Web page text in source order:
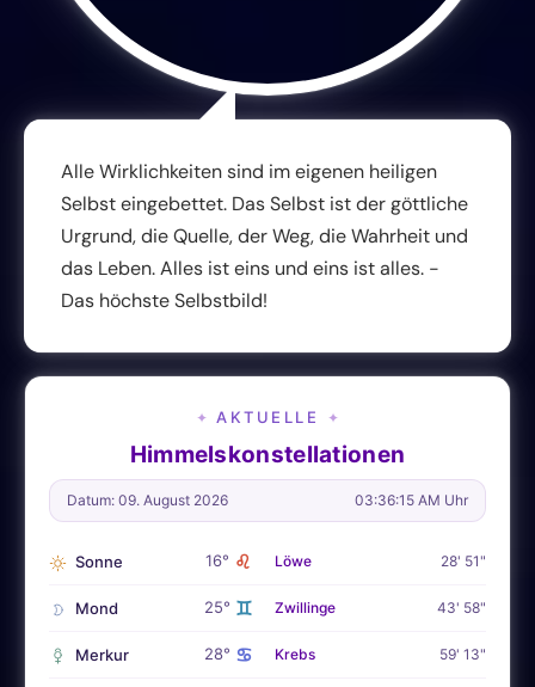
Alle Wirklichkeiten sind im eigenen heiligen
Selbst eingebettet. Das Selbst ist der göttliche
Urgrund, die Quelle, der Weg, die Wahrheit und
das Leben. Alles ist eins und eins ist alles. -
Das höchste Selbstbild!
✦ AKTUELLE ✦
Himmelskonstellationen
Datum: 09. August 2026 03:36:17 AM Uhr
Sonne 16° ♌ Löwe 28' 51"
Mond 25° ♊ Zwillinge 43' 58"
Merkur 28° ♋ Krebs 59' 13"